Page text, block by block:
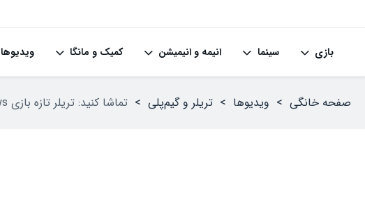
بازی سینما انیمه و انیمیشن کمیک و مانگا ویدیوها
صفحه خانگی > ویدیوها > تریلر و گیم‌پلی > تماشا کنید: تریلر تازه بازی Assassin’s Creed Shadows بهبودهای موتور Anvil را نشان می‌دهد